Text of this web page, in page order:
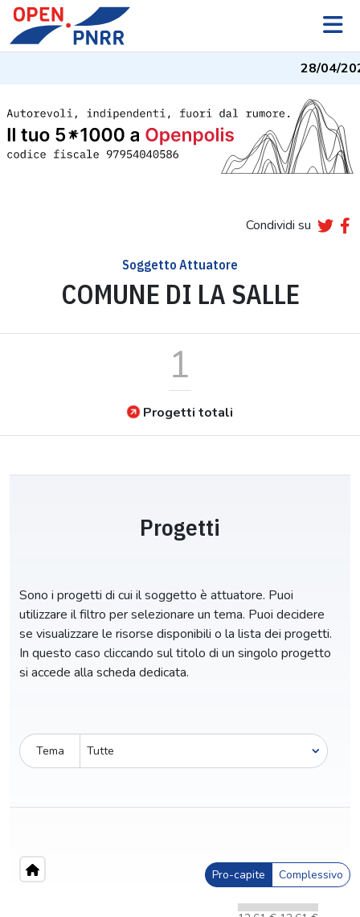
28/04/
Condividi su
Soggetto Attuatore
COMUNE DI LA SALLE
1
Progetti totali
Progetti
Sono i progetti di cui il soggetto è attuatore. Puoi
utilizzare il filtro per selezionare un tema. Puoi decidere
se visualizzare le risorse disponibili o la lista dei progetti.
In questo caso cliccando sul titolo di un singolo progetto
si accede alla scheda dedicata.
Tema
Pro-capite Complessivo